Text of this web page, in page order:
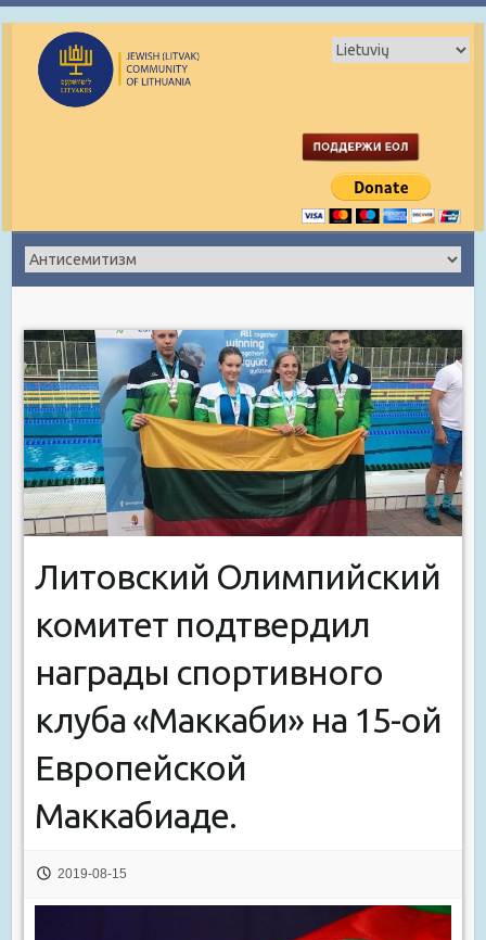
Литовский Олимпийский
комитет подтвердил
награды спортивного
клуба «Маккаби» на 15-ой
Европейской
Маккабиаде.
2019-08-15